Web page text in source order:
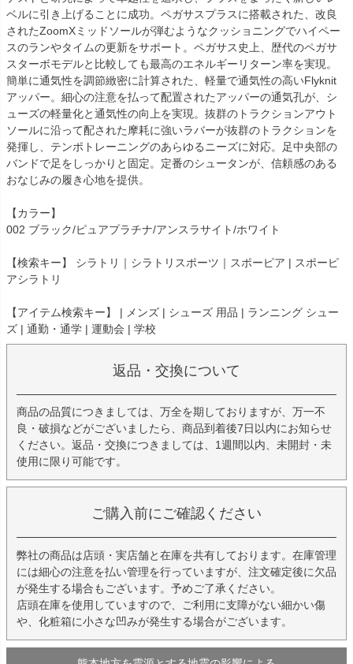
ベルに引き上げることに成功。ペガサスプラスに搭載された、改良
されたZoomXミッドソールが弾むようなクッショニングでハイペー
スのランやタイムの更新をサポート。ペガサス史上、歴代のペガサ
スターボモデルと比較しても最高のエネルギーリターン率を実現。
簡単に通気性を調節緻密に計算された、軽量で通気性の高いFlyknit
アッパー。細心の注意を払って配置されたアッパーの通気孔が、シ
ューズの軽量化と通気性の向上を実現。抜群のトラクションアウト
ソールに沿って配された摩耗に強いラバーが抜群のトラクションを
発揮し、テンポトレーニングのあらゆるニーズに対応。足中央部の
バンドで足をしっかりと固定。定番のシュータンが、信頼感のある
おなじみの履き心地を提供。
【カラー】
002 ブラック/ピュアプラチナ/アンスラサイト/ホワイト
【検索キー】 シラトリ｜シラトリスポーツ｜スポーピア | スポーピ
アシラトリ
【アイテム検索キー】 | メンズ | シューズ 用品 | ランニング シュー
ズ | 通勤・通学 | 運動会 | 学校
返品・交換について
商品の品質につきましては、万全を期しておりますが、万一不
良・破損などがございましたら、商品到着後7日以内にお知らせ
ください。返品・交換につきましては、1週間以内、未開封・未
使用に限り可能です。
ご購入前にご確認ください
弊社の商品は店頭・実店舗と在庫を共有しております。在庫管理
には細心の注意を払い管理を行っていますが、注文確定後に欠品
が発生する場合もございます。予めご了承ください。
店頭在庫を使用していますので、ご利用に支障がない細かい傷
や、化粧箱に小さな凹みが発生する場合がございます。